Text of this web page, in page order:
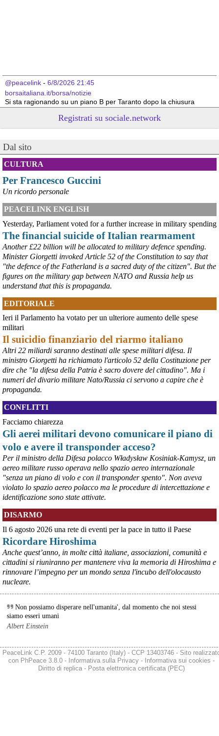
@peacelink - 6/8/2026 21:45
borsaitaliana.it/borsa/notizie
Si sta ragionando su un piano B per Taranto dopo la chiusura
dell’area a caldo dell’ILVA?
cronachetarantine.it/index.php
il Governo ha manifestato l’intenzione di predisporre un
provvedimento straordinario per attenuare le conseguenze
economiche e sociali della prevista fermata dell’area a caldo e ha
chiesto alle rappresentanze del territorio di formulare proposte
concrete per definirne i contenuti. Casartigiani valuta positivamente
#ILVA #Taranto
@peacelink
6/8/2026 21:36
giornalerossoblu.it/ex-ilva-sc
Nel tavolo convocato al Ministero delle Imprese e del Made in Italy,
il Governo ha annunciato l’intenzione di predisporre un
provvedimento straordinario per attenuare le conseguenze
economiche e sociali dello stop dell’area a caldo, invitando le
rappresentanze del territorio a presentare proposte operative.
#ILVA #Taranto
Ultimi cento milioni di euro per l’ex Ilva, poi non saranno più
possibili nuovi aiuti di Stato. Lo ha confermato il ministro Adolfo
Urso durante l’incontro al Mimit con le imprese dell’indotto: la
tranche conclusiva del prestito autorizzato dall’Unione europea
dovrà essere erogata entro il 9 agosto e restituita dal futuro
acquirente.
Fonte: Studio100
#ILVA #UE
@peacelink - 6/8/2026 21:08
Il governatore di Puglia Decaro esce dal vertice al Mimit più
preoccupato di come era entrato, lamentando l’assenza di certezze
sulla procedura di gara e ribadendo la necessità di un ruolo diretto
dello Stato.
chiaro, garanzie sulla salute e strumenti di tutela per i lavoratori
dell’area a freddo. La Provincia parla di un tavolo “senza decisioni”.
Fonte: Cronache Tarantine
Registrati su sociale.network
Dal sito
CULTURA
Per Francesco Guccini
Un ricordo personale
PEACELINK ENGLISH
Yesterday, Parliament voted for a further increase in military spending
The financial suicide of Italian rearmament
Another £22 billion will be allocated to military defence spending.
Minister Giorgetti invoked Article 52 of the Constitution to say that
"the defence of the Fatherland is a sacred duty of the citizen". But the
figures on the military gap between NATO and Russia help us
understand that this is propaganda.
EDITORIALE
Ieri il Parlamento ha votato per un ulteriore aumento delle spese
militari
Il suicidio finanziario del riarmo italiano
Altri 22 miliardi saranno destinati alle spese militari difesa. Il
ministro Giorgetti ha richiamato l'articolo 52 della Costituzione per
dire che "la difesa della Patria è sacro dovere del cittadino". Ma i
numeri del divario militare Nato/Russia ci servono a capire che è
propaganda.
CONFLITTI
Facciamo chiarezza
Gli aerei militari devono comunicare il piano di
volo e avere il transponder acceso?
Per il ministro della Difesa polacco Władysław Kosiniak-Kamysz, un
aereo militare russo operava nello spazio aereo internazionale
"senza un piano di volo e con il transponder spento". Non aveva
violato lo spazio aereo polacco ma le procedure di intercettazione e
identificazione sono state attivate.
DISARMO
Il 6 agosto 2026 una rete di eventi per la pace in tutto il Paese
Ricordare Hiroshima
Anche quest’anno, in molte città italiane, associazioni, comunità e
cittadini si riuniranno per mantenere viva la memoria di Hiroshima e
rinnovare l’impegno per un mondo senza l'incubo dell'olocausto
nucleare.
Non possiamo disperare nell'umanita', dal momento che noi stessi
siamo esseri umani
Albert Einstein
PeaceLink C.P. 2009 - 74100 Taranto (Italy) - CCP 13403746 - Sito
con PhPeace 3.8.0- Informativa sulla Privacy- Informativa sui cookies -
Diritto di replica- Posta elettronica certificata (PEC)